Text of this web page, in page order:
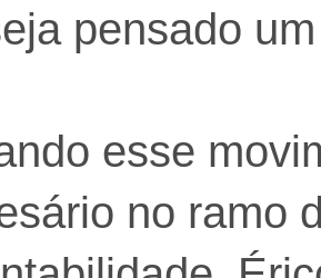
pensado
esse
no ramo